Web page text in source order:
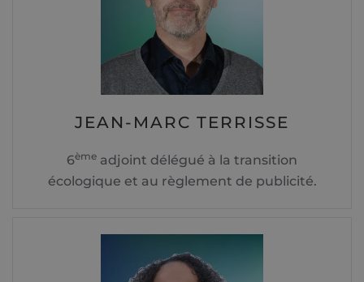
JEAN-MARC TERRISSE
6ème adjoint délégué à la transition
écologique et au règlement de publicité.